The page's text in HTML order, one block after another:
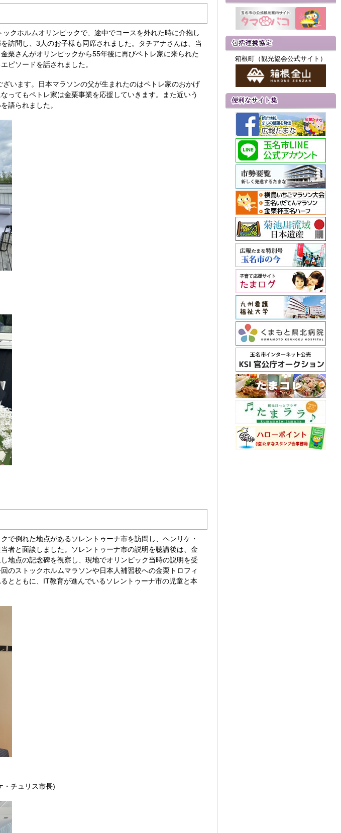
クホルムオリンピックで、途中でコースを外れた時に介抱し
訪問し、3人のお子様も同席されました。タチアナさんは、当
栗さんがオリンピックから55年後に再びペトレ家に来られた
ピソードを話されました。
います。日本マラソンの父が生まれたのはペトレ家のおかげ
ってもペトレ家は金栗事業を応援していきます。また近いう
語られました。
で倒れた地点があるソレントゥーナ市を訪問し、ヘンリケ・
者と面談しました。ソレントゥーナ市の説明を聴講後は、金
地点の記念碑を視察し、現地でオリンピック当時の説明を受
のストックホルムマラソンや日本人補習校への金栗トロフィ
とともに、IT教育が進んでいるソレントゥーナ市の児童と本
・チュリス市長)
箱根町（観光協会公式サイト）